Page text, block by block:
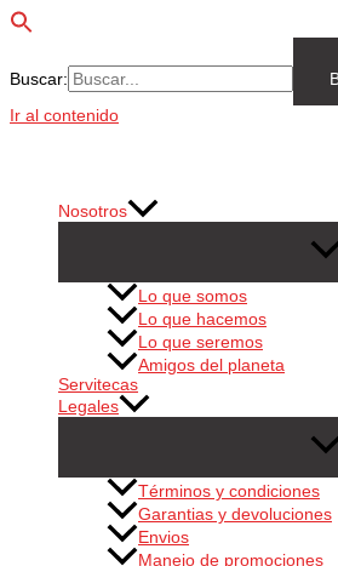
Buscar:
Ir al contenido
Nosotros
Lo que somos
Lo que hacemos
Lo que seremos
Amigos del planeta
Servitecas
Legales
Términos y condiciones
Garantias y devoluciones
Envios
Manejo de promociones